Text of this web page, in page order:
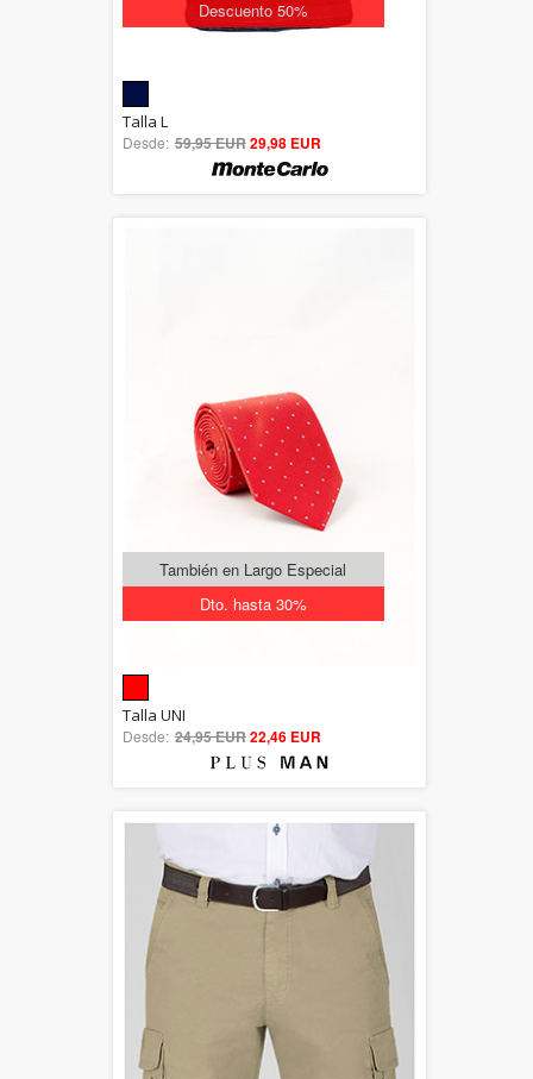
Descuento 50%
out of 5
Talla L
Desde: 59,95 EUR29,98 EUR
Dto. hasta 30%
También en Largo Especial
out of 5
Talla UNI
Desde: 24,95 EUR22,46 EUR